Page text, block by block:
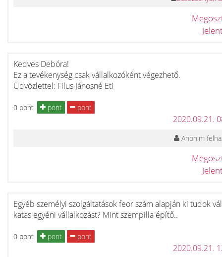
Kedves Debóra!
Ez a tevékenység csak vállalkozóként végezhető.
Üdvözlettel: Filus Jánosné Eti
0 pont pont pont
2020.09.21.
Anonim
Egyéb személyi szolgáltatások feor szám alapján ki tudok
katas egyéni vállalkozást? Mint szempilla építő..
0 pont pont pont
2020.09.21.